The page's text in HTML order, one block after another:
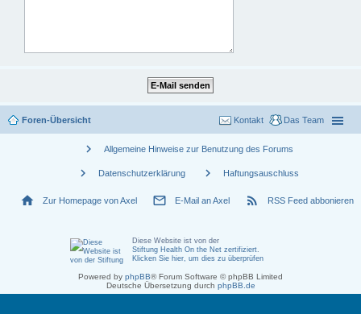
Foren-Übersicht Das Team
Kontakt
chevron_right Allgemeine Hinweise zur Benutzung des Forums
chevron_right Datenschutzerklärung chevron_right Haftungsauschluss
home Zur Homepage von Axel mail_outline E-Mail an Axel rss_feed RSS Feed abbonieren
Diese Website ist von der
Stiftung Health On the Net zertifiziert.
Klicken Sie hier, um dies zu überprüfen
Powered by phpBB® Forum Software © phpBB Limited
Deutsche Übersetzung durch phpBB.de